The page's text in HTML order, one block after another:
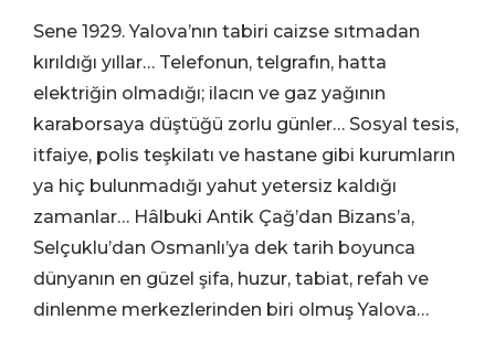
Sene 1929. Yalova’nın tabiri caizse sıtmadan
kırıldığı yıllar… Telefonun, telgrafın, hatta
elektriğin olmadığı; ilacın ve gaz yağının
karaborsaya düştüğü zorlu günler… Sosyal tesis,
itfaiye, polis teşkilatı ve hastane gibi kurumların
ya hiç bulunmadığı yahut yetersiz kaldığı
zamanlar… Hâlbuki Antik Çağ’dan Bizans’a,
Selçuklu’dan Osmanlı’ya dek tarih boyunca
dünyanın en güzel şifa, huzur, tabiat, refah ve
dinlenme merkezlerinden biri olmuş Yalova…